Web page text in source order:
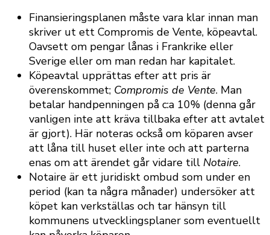
Finansieringsplanen måste vara klar innan man
skriver ut ett Compromis de Vente, köpeavtal.
Oavsett om pengar lånas i Frankrike eller
Sverige eller om man redan har kapitalet.
Köpeavtal upprättas efter att pris är
överenskommet; Compromis de Vente. Man
betalar handpenningen på c:a 10% (denna går
vanligen inte att kräva tillbaka efter att avtalet
är gjort). Här noteras också om köparen avser
att låna till huset eller inte och att parterna
enas om att ärendet går vidare till Notaire.
Notaire är ett juridiskt ombud som under en
period (kan ta några månader) undersöker att
köpet kan verkställas och tar hänsyn till
kommunens utvecklingsplaner som eventuellt